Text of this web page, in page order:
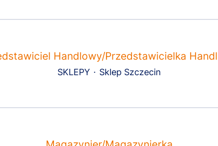
Handlowy/Przedstawicielka
SKLEPY · Sklep Szczecin